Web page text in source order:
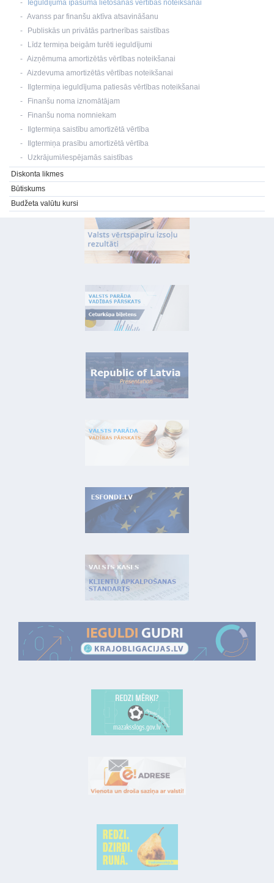
Ieguldījuma īpašuma lietošanas vērtības noteikšanai
Avanss par finanšu aktīva atsavināšanu
Publiskās un privātās partnerības saistības
Līdz termiņa beigām turēti ieguldījumi
Aizņēmuma amortizētās vērtības noteikšanai
Aizdevuma amortizētās vērtības noteikšanai
Ilgtermiņa ieguldījuma patiesās vērtības noteikšanai
Finanšu noma iznomātājam
Finanšu noma nomniekam
Ilgtermiņa saistību amortizētā vērtība
Ilgtermiņa prasību amortizētā vērtība
Uzkrājumi/iespējamās saistības
Diskonta likmes
Būtiskums
Budžeta valūtu kursi